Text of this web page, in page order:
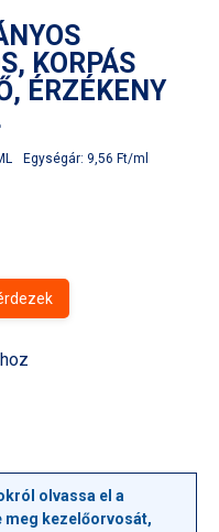
KORPÁS
ÉRZÉKENY
Egységár: 9,56 Ft/ml
olvassa el a
meg kezelőorvosát,